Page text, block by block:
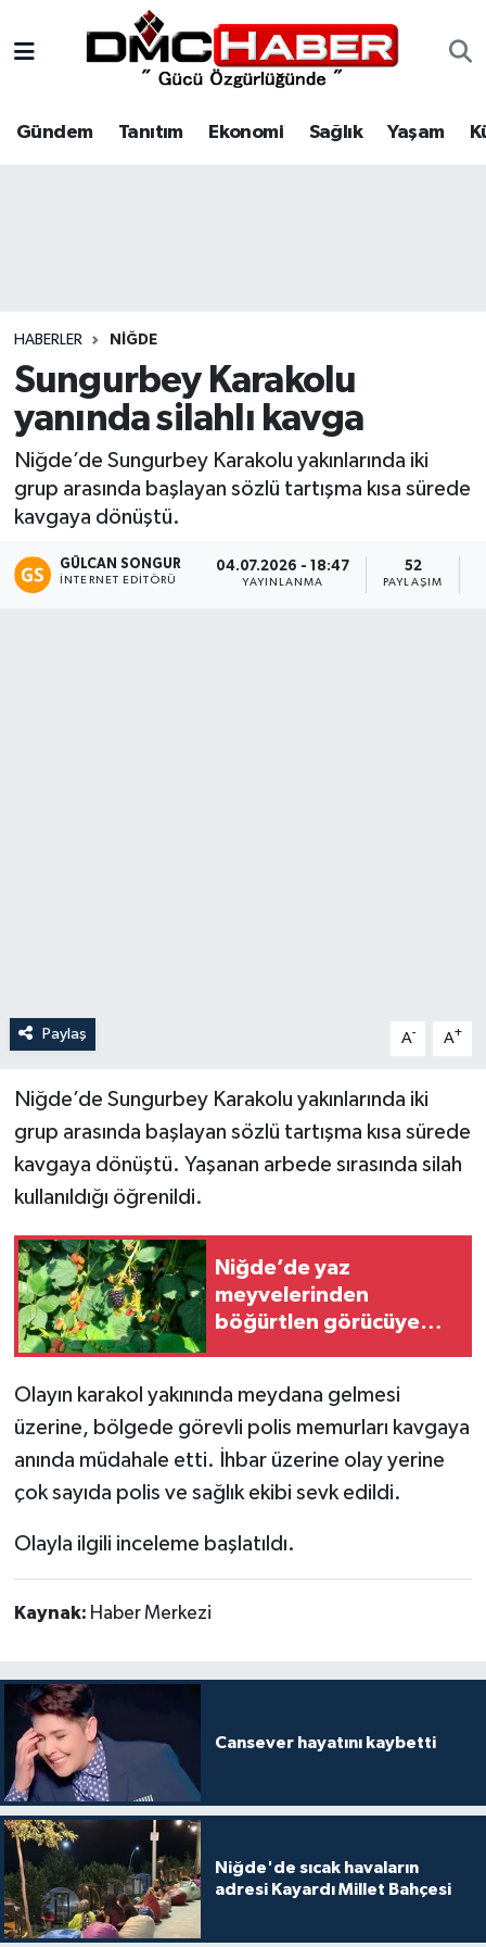
Gündem Tanıtım Ekonomi Sağlık Yaşam
HABERLER NIĞDE
Sungurbey Karakolu
yanında silahlı kavga
Niğde’de Sungurbey Karakolu yakınlarında iki
grup arasında başlayan sözlü tartışma kısa sürede
kavgaya dönüştü.
GÜLCAN SONGUR
İNTERNET EDITÖRÜ
04.07.2026 - 18:47
YAYINLANMA
52
PAYLAŞIM
Paylaş A- A+
Niğde’de Sungurbey Karakolu yakınlarında iki
grup arasında başlayan sözlü tartışma kısa sürede
kavgaya dönüştü. Yaşanan arbede sırasında silah
kullanıldığı öğrenildi.
Niğde’de yaz
meyvelerinden
böğürtlen görücüye
Olayın karakol yakınında meydana gelmesi
üzerine, bölgede görevli polis memurları kavgaya
anında müdahale etti. İhbar üzerine olay yerine
çok sayıda polis ve sağlık ekibi sevk edildi.
Olayla ilgili inceleme başlatıldı.
Kaynak: Haber Merkezi
Cansever hayatını kaybetti
Niğde'de sıcak havaların
adresi Kayardı Millet Bahçesi
Tanıtım
Spor
Siyaset
Eğitim
Teknoloji
Nöbetçi Eczaneler
Hava Durumu
Haber Arşivi